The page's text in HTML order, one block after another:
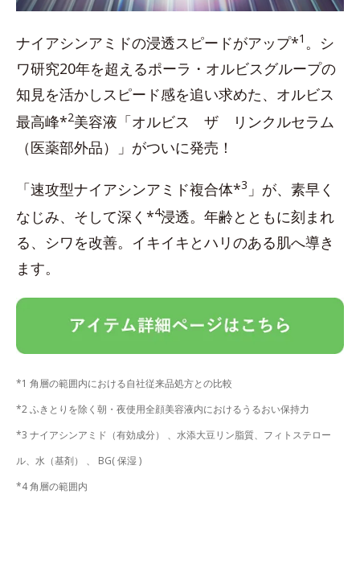
ナイアシンアミドの浸透スピードがアップ*1 。シ
ワ研究20年を超えるポーラ・オルビスグループの
知見を活かしスピード感を追い求めた、オルビス
最高峰*2美容液「オルビス ザ リンクルセラム
（医薬部外品）」がついに発売！
「速攻型ナイアシンアミド複合体*3 」が、素早く
なじみ、そして深く*4浸透。年齢とともに刻まれ
る、シワを改善。イキイキとハリのある肌へ導き
ます。
*1 角層の範囲内における自社従来品処方との比較
*2 ふきとりを除く朝・夜使用全顔美容液内におけるうるおい保持力
*3 ナイアシンアミド（有効成分） 、水添大豆リン脂質、フィトステロー
ル、水（基剤） 、 BG( 保湿 )
*4 角層の範囲内